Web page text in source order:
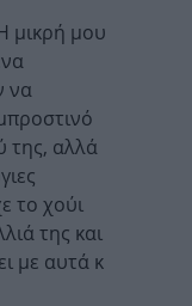
μικρή μου
να
της, αλλά
το χούι
της και
με αυτά κ